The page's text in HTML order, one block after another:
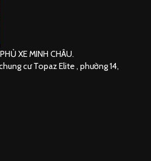
XE MINH CHÂU.
cư Topaz Elite , phường 14,